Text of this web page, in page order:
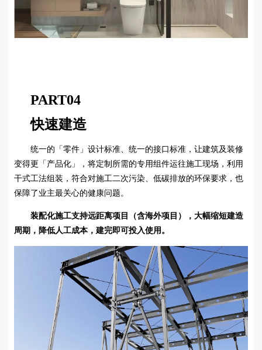
PART04
快速建造
统一的「零件」设计标准、统一的接口标准，让建筑及装修
变得更「产品化」，将定制所需的专用组件运往施工现场，利用
干式工法组装，符合对施工二次污染、低碳排放的环保要求，也
保障了业主最关心的健康问题。
装配化施工支持远距离项目（含海外项目），大幅缩短建造
周期，降低人工成本，建完即可投入使用。